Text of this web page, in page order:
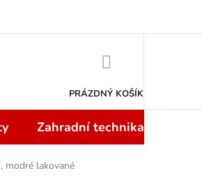
PRÁZDNÝ KOŠÍK
Zahradní technika
modré lakované